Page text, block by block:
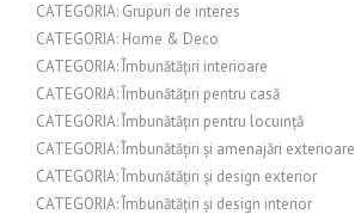
CATEGORIA: Grupuri de interes
CATEGORIA: Home & Deco
CATEGORIA: Îmbunătățiri interioare
CATEGORIA: Îmbunătățiri pentru casă
CATEGORIA: Îmbunătățiri pentru locuință
CATEGORIA: Îmbunătățiri și amenajări exterioare
CATEGORIA: Îmbunătățiri și design exterior
CATEGORIA: Îmbunătățiri și design interior